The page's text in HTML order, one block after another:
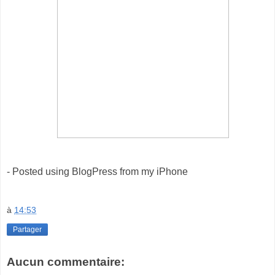
- Posted using BlogPress from my iPhone
à 14:53
Partager
Aucun commentaire: